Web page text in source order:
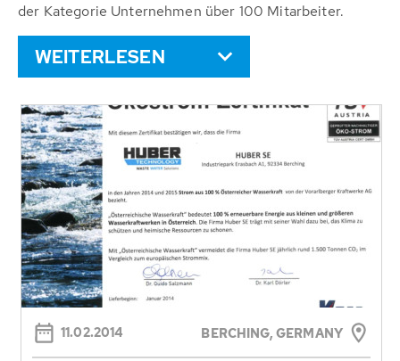
der Kategorie Unternehmen über 100 Mitarbeiter.
WEITERLESEN
11.02.2014 BERCHING, GERMANY